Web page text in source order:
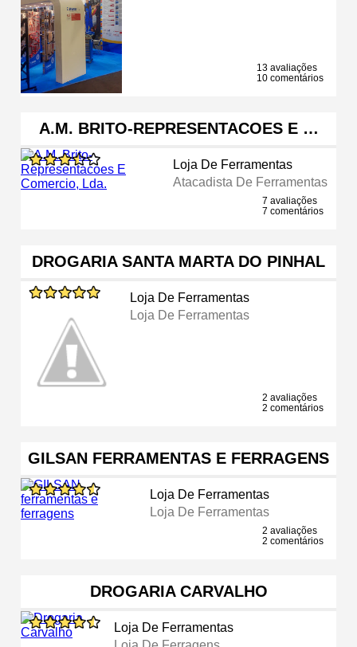
13 avaliações
10 comentários
A.M. BRITO-REPRESENTACOES E …
Loja De Ferramentas
Atacadista De Ferramentas
7 avaliações
7 comentários
DROGARIA SANTA MARTA DO PINHAL
Loja De Ferramentas
Loja De Ferramentas
2 avaliações
2 comentários
GILSAN FERRAMENTAS E FERRAGENS
Loja De Ferramentas
Loja De Ferramentas
2 avaliações
2 comentários
DROGARIA CARVALHO
Loja De Ferramentas